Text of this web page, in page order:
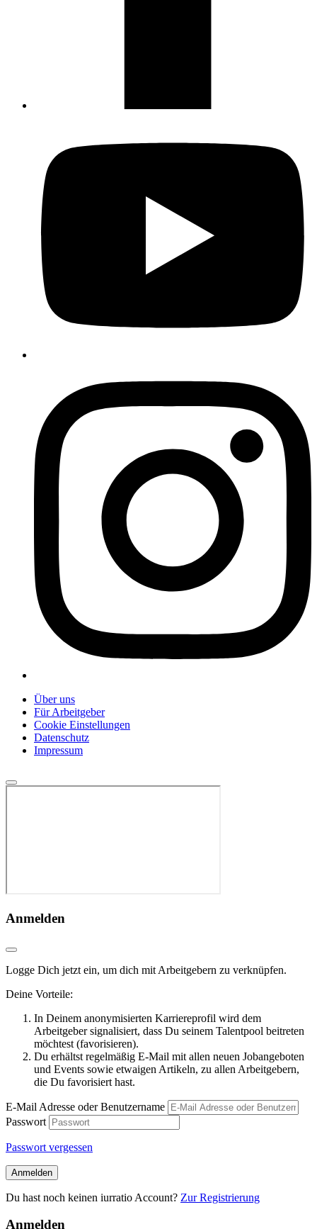
Über uns
Für Arbeitgeber
Cookie Einstellungen
Datenschutz
Impressum
Anmelden
Logge Dich jetzt ein, um dich mit Arbeitgebern zu verknüpfen.
Deine Vorteile:
In Deinem anonymisierten Karriereprofil wird dem
Arbeitgeber signalisiert, dass Du seinem Talentpool beitreten
möchtest (favorisieren).
Du erhältst regelmäßig E-Mail mit allen neuen Jobangeboten
und Events sowie etwaigen Artikeln, zu allen Arbeitgebern,
die Du favorisiert hast.
E-Mail Adresse oder Benutzername
Passwort
Passwort vergessen
Anmelden
Du hast noch keinen iurratio Account? Zur Registrierung
Anmelden